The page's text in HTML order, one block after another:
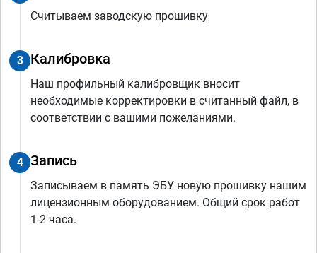
Считываем заводскую прошивку
3 Калибровка
Наш профильный калибровщик вносит
необходимые корректировки в считанный файл, в
соответствии с вашими пожеланиями.
4 Запись
Записываем в память ЭБУ новую прошивку нашим
лицензионным оборудованием. Общий срок работ
1-2 часа.